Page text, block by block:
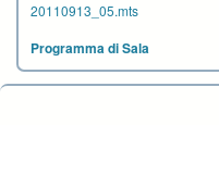
20110913_05.mts
Programma di Sala